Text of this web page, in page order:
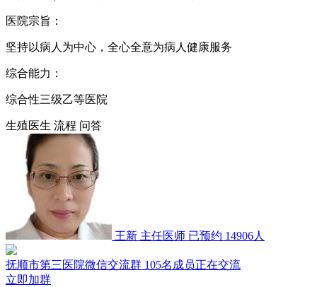
医院宗旨：
坚持以病人为中心，全心全意为病人健康服务
综合能力：
综合性三级乙等医院
生殖医生 流程 问答
王新 主任医师 已预约 14906人
抚顺市第三医院微信交流群 105名成员正在交流
立即加群